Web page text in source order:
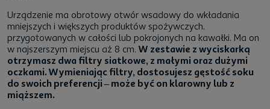
Urządzenie ma obrotowy otwór wsadowy do wkładania
mniejszych i większych produktów spożywczych,
przygotowanych w całości lub pokrojonych na kawałki. Ma on
w najszerszym miejscu aż 8 cm. W zestawie z wyciskarką
otrzymasz dwa filtry siatkowe, z małymi oraz dużymi
oczkami. Wymieniając filtry, dostosujesz gęstość soku
do swoich preferencji – może być on klarowny lub z
miąższem.